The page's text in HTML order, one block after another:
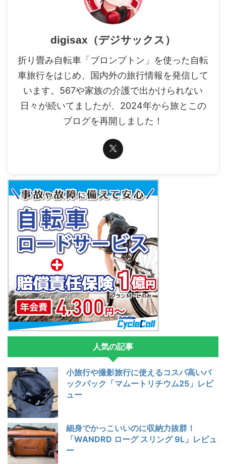
digisax（デジサックス）
折り畳み自転車「ブロンプトン」を使った自転
車旅行をはじめ、国内外の旅行情報を発信して
います。567や家族の介護で出かけられない
日々が続いてましたが、2024年から旅とこの
ブログを再開しました！
人気の記事
小旅行や撮影旅行に使えるコスパ高いバ
ックパック「マムートリチウム25」レビ
ュー
細身でかっこいいのに収納力抜群！
「WANDRD ローグ スリング 9L」レビュ
ー